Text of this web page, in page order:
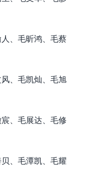
、毛昕鸿、毛蔡
、毛凯灿、毛旭
、毛展达、毛修
、毛潭凯、毛耀